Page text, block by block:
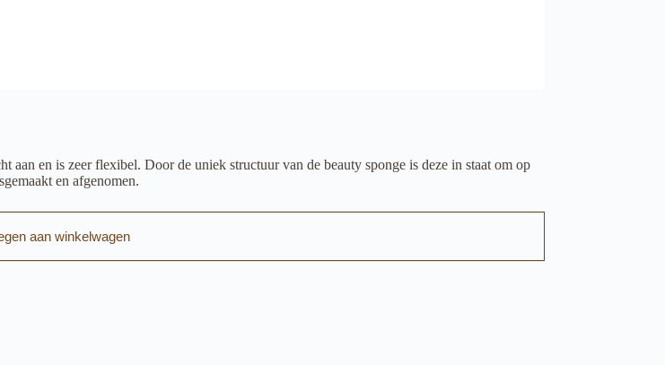
en is zeer flexibel. Door de uniek structuur van de beauty sponge is deze in staat om op
en afgenomen.
aan winkelwagen